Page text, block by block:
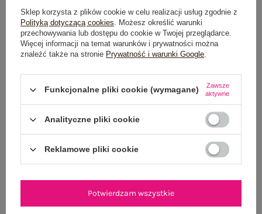
Dostawaod 7,99 zł
Zamów w ciągu04:44:58 sek.,
100 dni na zwrot
Sklep korzysta z plików cookie w celu realizacji usług zgodnie z
Polityką dotyczącą cookies. Możesz określić warunki
przechowywania lub dostępu do cookie w Twojej przeglądarce.
Więcej informacji na temat warunków i prywatności można
znaleźć także na stronie Prywatność i warunki Google.
Funkcjonalne pliki cookie (wymagane)
Zawsze
aktywne
Analityczne pliki cookie
Reklamowe pliki cookie
Potwierdzam wszystkie